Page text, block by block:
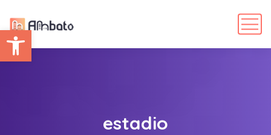
Abrir barra de herramientas
estadio